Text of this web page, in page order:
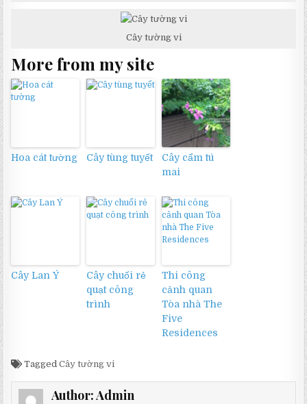
Cây tường vi
More from my site
Hoa cát tường Cây tùng tuyết
Cây cẩm tú
mai
Cây Lan Ý
Cây chuối rẻ
quạt công
trình
Thi công
cảnh quan
Tòa nhà The
Five
Residences
TaggedCây tường vi
Author:Admin